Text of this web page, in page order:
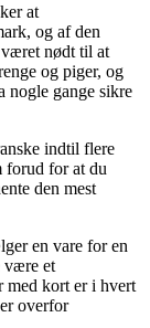
at
og af den
været nødt til at
og piger, og
nogle gange sikre
indtil flere
forud for at du
den mest
en vare for en
være et
med kort er i hvert
overfor